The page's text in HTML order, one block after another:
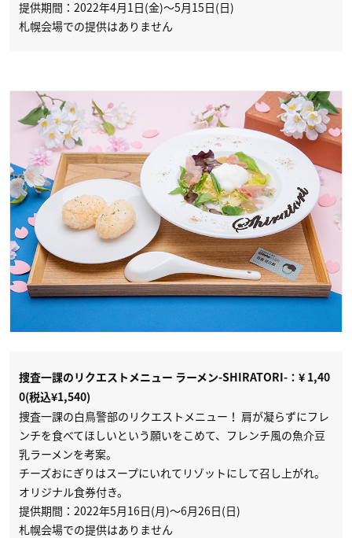
提供期間：2022年4月1日(金)～5月15日(日)
札幌会場での提供はありません
捜査一課のリクエストメニュー ラーメン-SHIRATORI-：¥ 1,40
0(税込¥1,540)
捜査一課の白鳥警部のリクエストメニュー！ 肩が凝らずにフレ
ンチを食べてほしいという願いをこめて、フレンチ風の魚介豆
乳ラーメンを考案。
チーズおにぎりはスープにいれてリゾットにして召し上がれ。
オリジナル食券付き。
提供期間：2022年5月16日(月)～6月26日(日)
札幌会場での提供はありません